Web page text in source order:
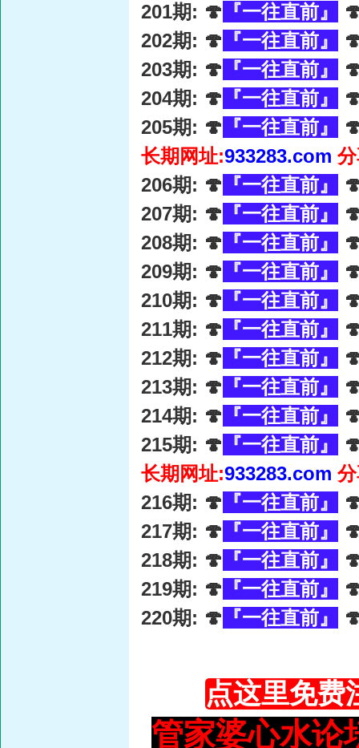
201期: 🍄 『一往直前』
202期: 🍄 『一往直前』
203期: 🍄 『一往直前』
204期: 🍄 『一往直前』
205期: 🍄 『一往直前』
长期网址:933283.com
206期: 🍄 『一往直前』
207期: 🍄 『一往直前』
208期: 🍄 『一往直前』
209期: 🍄 『一往直前』
210期: 🍄 『一往直前』
211期: 🍄 『一往直前』
212期: 🍄 『一往直前』
213期: 🍄 『一往直前』
214期: 🍄 『一往直前』
215期: 🍄 『一往直前』
长期网址:933283.com
216期: 🍄 『一往直前』
217期: 🍄 『一往直前』
218期: 🍄 『一往直前』
219期: 🍄 『一往直前』
220期: 🍄 『一往直前』
点这里免费
管家婆心水论